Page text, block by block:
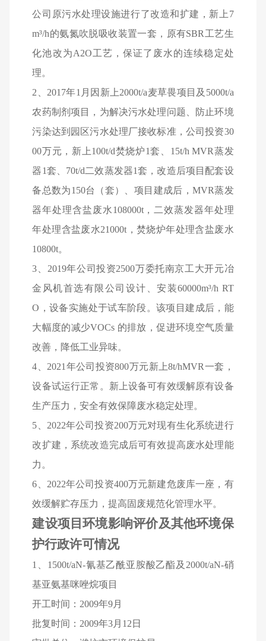
公司原污水处理设施进行了改造和扩建，新上7
m³/h的氨氮吹脱吸收装置一套，原有SBR工艺生
化池改为A2O工艺，保证了废水的连续稳定处
理。
2 、2017年1月因新上2000t/a麦草畏项目及5000t/a
农药制剂项目，为解决污水处理问题、防止环境
污染达到园区污水处理厂接收标准，公司投资30
00万元，新上100t/d焚烧炉1套、15t/h MVR蒸发
器1套、70t/d二效蒸发器1套，改造后项目配套设
备总数为150台（套）、项目建成后，MVR蒸发
器年处理含盐废水108000t，二效蒸发器年处理
年处理含盐废水21000t，焚烧炉年处理含盐废水
10800t。
3 、2019年公司投资2500万委托南京工大开元冶
金风机首选有限公司设计、安装60000m³/h RT
O，设备实施处于试车阶段。该项目建成后，能
大幅度的减少VOCs 的排放，促进环境空气质量
改善，降低工业异味。
4 、2021年公司投资800万元新上8t/hMVR一套，
设备试运行正常。新上设备可有效缓解原有设备
生产压力，安全有效保障废水稳定处理。
5 、2022年公司投资200万元对现有生化系统进行
改扩建，系统改造完成后可有效提高废水处理能
力。
6 、2022年公司投资400万元新建危废库一座，有
效缓解贮存压力，提高固废规范化管理水平。
建设项目环境影响评价及其他环境保
护行政许可情况
1
、1500t/aN-氰基乙酰亚胺酸乙酯及2000t/aN-硝
基亚氨基咪唑烷项目
开工时间：2009年9月
批复时间：2009年3月12日